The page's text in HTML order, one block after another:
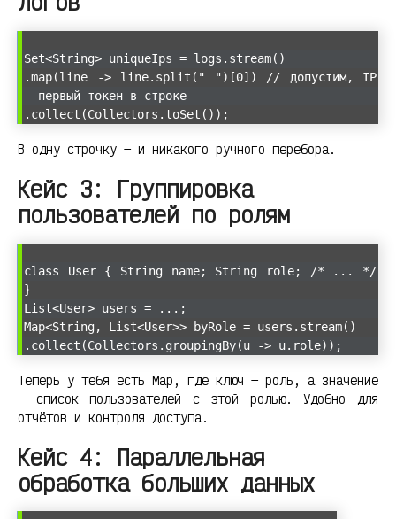
Set<String> uniqueIps = logs.stream()
.map(line -> line.split(" ")[0]) // допустим, IP
— первый токен в строке
.collect(Collectors.toSet());
В одну строчку — и никакого ручного перебора.
Кейс 3: Группировка
пользователей по ролям
class User { String name; String role; /* ... */
}
List<User> users = ...;
Map<String, List<User>> byRole = users.stream()
.collect(Collectors.groupingBy(u -> u.role));
Теперь у тебя есть Map, где ключ — роль, а значение
— список пользователей с этой ролью. Удобно для
отчётов и контроля доступа.
Кейс 4: Параллельная
обработка больших данных